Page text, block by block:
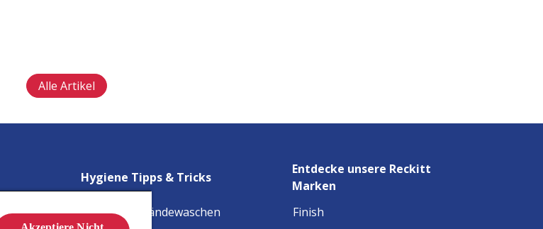
Alle Artikel
Hygiene Tipps & Tricks
Tipps fürs Händewaschen
Entdecke unsere Reckitt
Marken
Finish